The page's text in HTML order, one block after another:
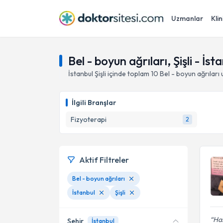
Uzmanlar
Bel - boyun ağrıları, Şişli -
İstanbul Şişli içinde toplam 10 Bel - boyun ağrıları
İlgili Branşlar
Fizyoterapi
2
Aktif Filtreler
Bel - boyun ağrıları
İstanbul
Şişli
Şehir İstanbul